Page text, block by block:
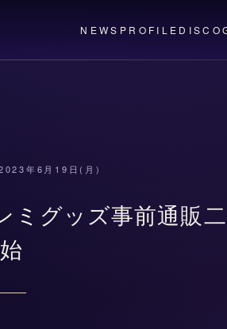
NEWS PROFILE
年6月19日(月)
ミグッズ事前通販
始